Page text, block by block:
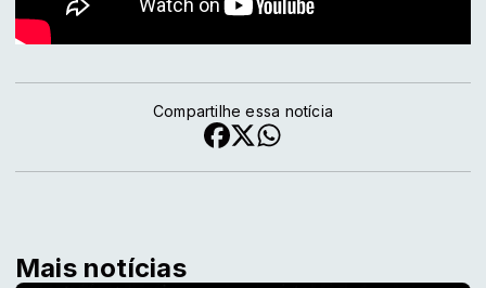
Compartilhe essa notícia
Mais notícias